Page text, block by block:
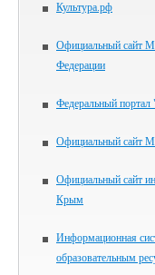
Культура.рф
Официальный сайт
Федерации
Федеральный портал
Официальный сайт
Официальный сайт
Крым
Информационная
образовательным